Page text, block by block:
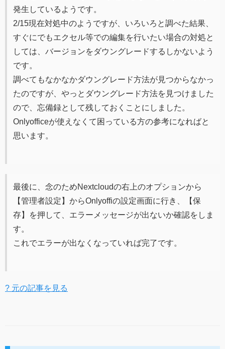
発生しているようです。
2/15現在対処中のようですが、いろいろと調べた結果、
すぐにでもエクセル等での編集を行いたい場合の対処と
しては、バージョンをダウングレードするしかないよう
です。
調べてもなかなかダウングレード方法が見つからなかっ
たのですが、やっとダウングレード方法を見つけました
ので、忘備録として残しておくことにしました。
Onlyofficeが使えなくて困っている方の参考になればと
思います。
最後に、念のためNextcloudの右上のオプションから
【管理者設定】からOnlyoffiの設定画面に行き、【保
存】を押して、エラーメッセージが出ないか確認をしま
す。
これでエラーが出なくなっていれば完了です。
? 元の記事を見る